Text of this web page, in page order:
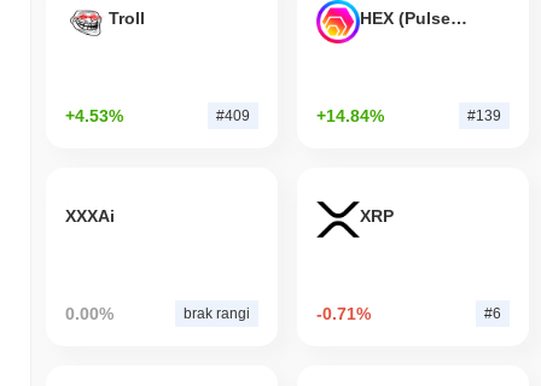
Troll
+4.53% #409
HEX (Pulsechain)
+14.84% #139
XXXAi
0.00% brak rangi
XRP
-0.71% #6